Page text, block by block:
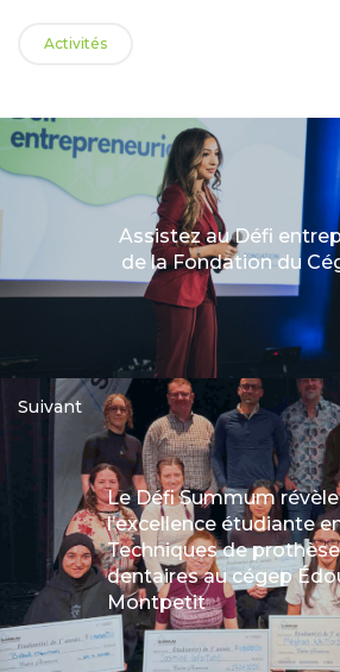
Activités
Assistez au Défi
de la Fondation du
Suivant
Le Défi Summum révèle
l’excellence étudiante
Techniques de
dentaires au cégep
Montpetit